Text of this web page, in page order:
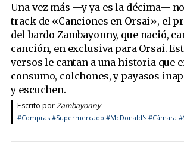
Una vez más —y ya es la décima—
track de «Canciones en Orsai», el
del bardo Zambayonny, que nació,
canción, en exclusiva para Orsai.
versos le cantan a una historia que
consumo, colchones, y payasos
y escuchen.
Escrito porZambayonny
#Compras #Supermercado #McDonald's #Cámara